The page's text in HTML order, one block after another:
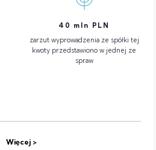
40 mln PLN
zarzut wyprowadzenia ze spółki tej
kwoty przedstawiono w jednej ze
spraw
Więcej